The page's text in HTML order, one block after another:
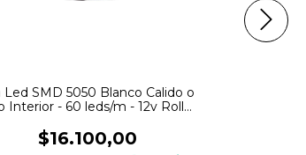
Led SMD 5050 Blanco Calido o
Interior - 60 leds/m - 12v Rollo
$16.100,00